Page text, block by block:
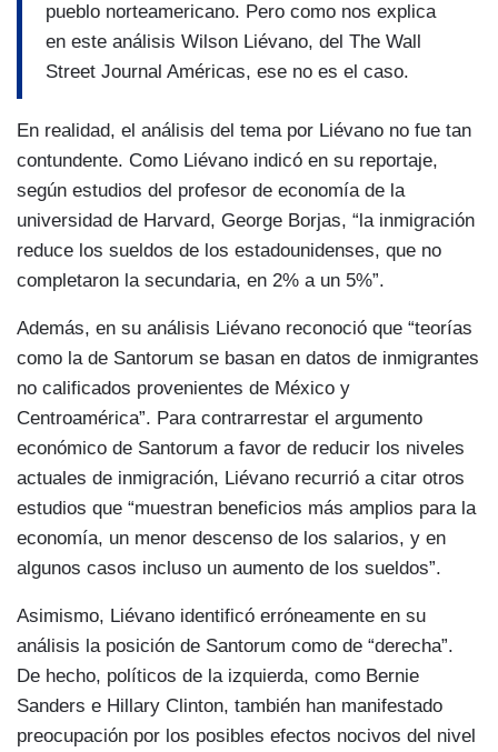
pueblo norteamericano. Pero como nos explica
en este análisis Wilson Liévano, del The Wall
Street Journal Américas, ese no es el caso.
En realidad, el análisis del tema por Liévano no fue tan
contundente. Como Liévano indicó en su reportaje,
según estudios del profesor de economí­a de la
universidad de Harvard, George Borjas, “la inmigración
reduce los sueldos de los estadounidenses, que no
completaron la secundaria, en 2% a un 5%”.
Además, en su análisis Liévano reconoció que “teorí­as
como la de Santorum se basan en datos de inmigrantes
no calificados provenientes de México y
Centroamérica”. Para contrarrestar el argumento
económico de Santorum a favor de reducir los niveles
actuales de inmigración, Liévano recurrió a citar otros
estudios que “muestran beneficios más amplios para la
economí­a, un menor descenso de los salarios, y en
algunos casos incluso un aumento de los sueldos”.
Asimismo, Liévano identificó erróneamente en su
análisis la posición de Santorum como de “derecha”.
De hecho, polí­ticos de la izquierda, como Bernie
Sanders e Hillary Clinton, también han manifestado
preocupación por los posibles efectos nocivos del nivel